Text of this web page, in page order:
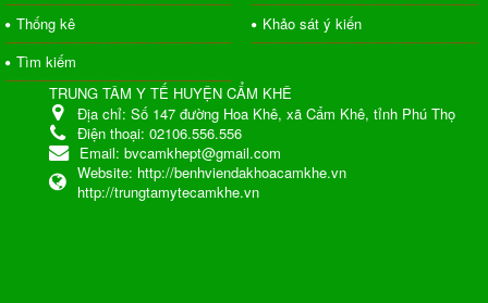
Thống kê
Khảo sát ý kiến
Tìm kiếm
TRUNG TÂM Y TẾ HUYỆN CẨM KHÊ
Địa chỉ: Số 147 đường Hoa Khê, xã Cẩm Khê, tỉnh Phú Thọ
Điện thoại: 02106.556.556
Email: bvcamkhept@gmail.com
Website: http://benhviendakhoacamkhe.vn
http://trungtamytecamkhe.vn